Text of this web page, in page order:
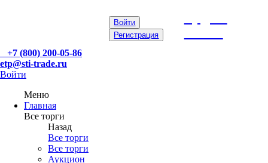
Войти
Регистрация
+7 (800) 200-05-86
etp@sti-trade.ru
Войти
Меню
Главная
Все торги
Назад
Все торги
Все торги
Аукцион